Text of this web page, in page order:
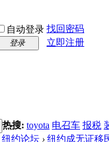
自动登录 找回密码
登录
立即注册
热搜: toyota 电召车 报税
纽约论坛 › 纽约成无证移